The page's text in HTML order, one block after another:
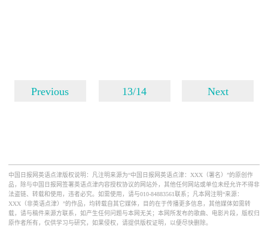
Previous 13/14 Next
中国日报网英语点津版权说明：凡注明来源为“中国日报网英语点津：XXX（署名）”的原创作
品，除与中国日报网签署英语点津内容授权协议的网站外，其他任何网站或单位未经允许不得非
法盗链、转载和使用，违者必究。如需使用，请与010-84883561联系；凡本网注明“来源：
XXX（非英语点津）”的作品，均转载自其它媒体，目的在于传播更多信息，其他媒体如需转
载，请与稿件来源方联系，如产生任何问题与本网无关；本网所发布的歌曲、电影片段，版权归
原作者所有，仅供学习与研究，如果侵权，请提供版权证明，以便尽快删除。